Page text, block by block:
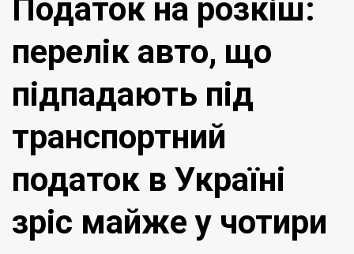
Податок на розкіш:
перелік авто, що
підпадають під
транспортний
податок в Україні
зріс майже у чотири